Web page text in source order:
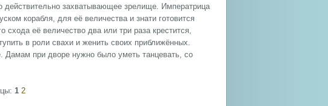
действительно захватывающее зрелище. Императрица
корабля, для её величества и знати готовится
её величество два или три раза крестится,
в роли свахи и женить своих приближённых.
Дамам при дворе нужно было уметь танцевать, со
1 2